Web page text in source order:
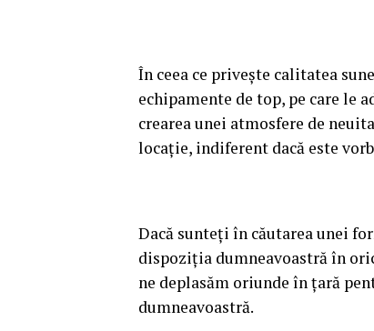
În ceea ce privește calitatea
echipamente de top, pe care
crearea unei atmosfere de
locație, indiferent dacă este
Dacă sunteți în căutarea unei
dispoziția dumneavoastră în
ne deplasăm oriunde în țară
dumneavoastră.